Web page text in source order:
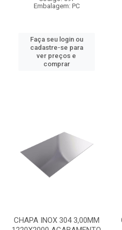
Embalagem: PC
Faça seu login ou
cadastre-se para
ver preços e
comprar
CHAPA INOX 304 3,00MM